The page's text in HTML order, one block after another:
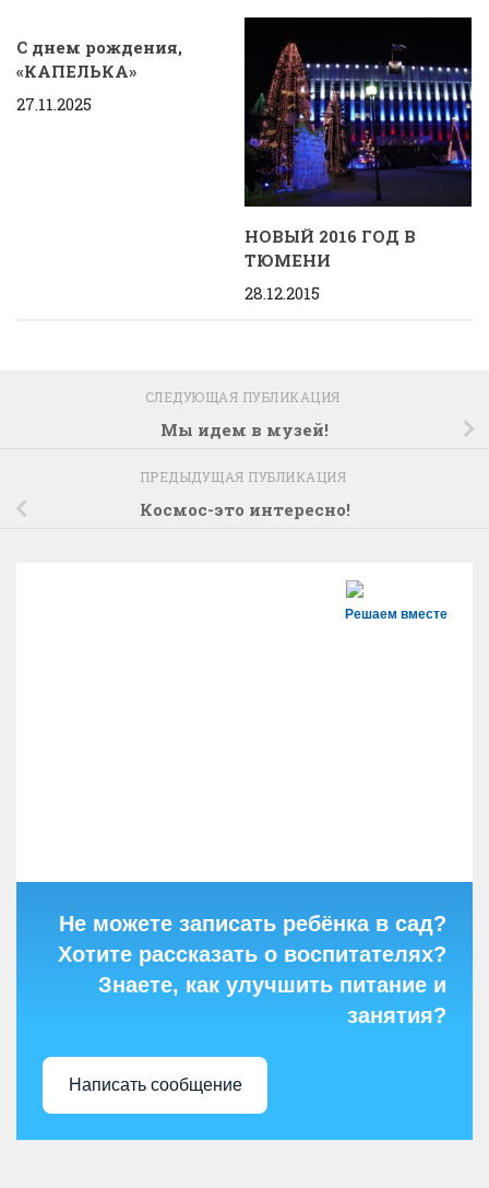
С днем рождения,
«КАПЕЛЬКА»
27.11.2025
НОВЫЙ 2016 ГОД В
ТЮМЕНИ
28.12.2015
СЛЕДУЮЩАЯ ПУБЛИКАЦИЯ
Мы идем в музей!
ПРЕДЫДУЩАЯ ПУБЛИКАЦИЯ
Космос-это интересно!
Решаем вместе
Не можете записать ребёнка в сад?
Хотите рассказать о воспитателях?
Знаете, как улучшить питание и
занятия?
Написать сообщение